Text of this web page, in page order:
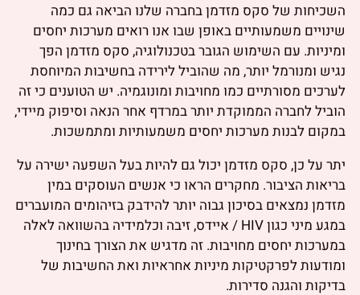
השכיחות של סקס מזדמן בחברה שלנו הביאה גם כמה
שינויים משמעותיים באופן שבו אנו רואים מערכות יחסים
ומיניות. עם השימוש הגובר בטכנולוגיה, סקס מזדמן הפך
נגיש ומנורמל יותר, מה שהוביל לירידה בחשיבות המיוחסת
לערכים מסורתיים כמו מחויבות ומונוגמיה. יש הטוענים כי זה
הוביל לחברה הממוקדת יותר במרדף אחר הנאה וסיפוק מיידי,
במקום לבנות מערכות יחסים משמעותיות ומתמשכות.
יתר על כן, סקס מזדמן יכול גם להיות בעל השפעה ישירה על
בריאות הציבור. מחקרים הראו כי אנשים העוסקים במין
מזדמן נמצאים בסיכון גבוה יותר להידבק בזיהומים המועברים
במגע מיני כגון HIV / איידס, זיבה וכלמידיה בהשוואה לאלה
במערכות יחסים מחויבות. זה מדגיש את הצורך בחינוך
ומודעות לפרקטיקות מיניות אחראיות ואת החשיבות של
בדיקות והגנה סדירות.